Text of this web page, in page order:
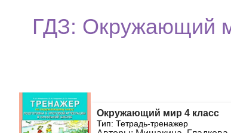
ГДЗ: Окружающий
Окружающий мир 4 класс
Тип: Тетрадь-тренажер